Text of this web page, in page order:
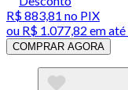
R$ 883,81 no PIX
ou R$ 1.077,82 em até
COMPRAR AGORA